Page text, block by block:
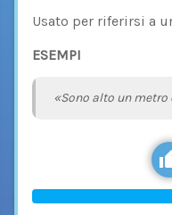
Usato per riferirsi a
ESEMPI
«Sono alto un metro